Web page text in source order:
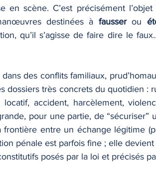
en scène. C’est précisément
destinées à fausser ou
qu’il s’agisse de faire dire le
des conflits familiaux,
dossiers très concrets du quotidien :
accident, harcèlement,
pour une partie, de “sécuriser”
frontière entre un échange légitime
pénale est parfois fine ; elle
posés par la loi et précisés